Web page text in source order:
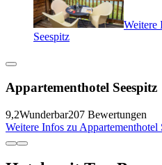
Weitere
Seespitz
Appartementhotel Seespitz
9,2Wunderbar207 Bewertungen
Weitere Infos zu Appartementhotel